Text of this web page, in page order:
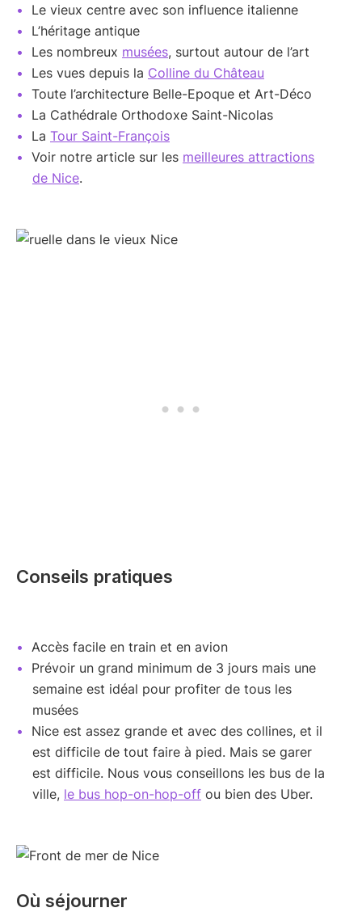
Le vieux centre avec son influence italienne
L’héritage antique
Les nombreux musées, surtout autour de l’art
Les vues depuis la Colline du Château
Toute l’architecture Belle-Epoque et Art-Déco
La Cathédrale Orthodoxe Saint-Nicolas
La Tour Saint-François
Voir notre article sur les meilleures attractions
de Nice.
Conseils pratiques
Accès facile en train et en avion
Prévoir un grand minimum de 3 jours mais une
semaine est idéal pour profiter de tous les
musées
Nice est assez grande et avec des collines, et il
est difficile de tout faire à pied. Mais se garer
est difficile. Nous vous conseillons les bus de la
ville, le bus hop-on-hop-off ou bien des Uber.
Où séjourner